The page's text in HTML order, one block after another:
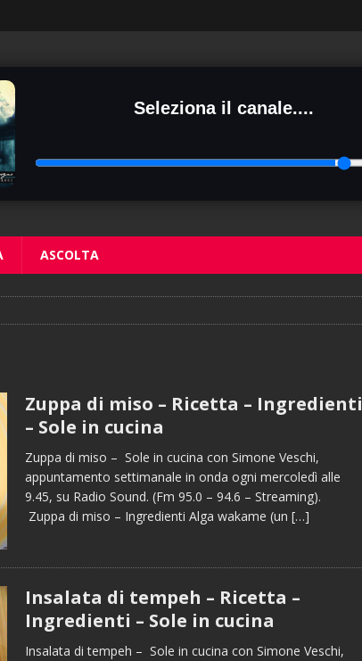
Seleziona il canale....
ASCOLTA
Zuppa di miso – Ricetta – Ingredienti
– Sole in cucina
Zuppa di miso – Sole in cucina con Simone Veschi,
appuntamento settimanale in onda ogni mercoledì alle
9.45, su Radio Sound. (Fm 95.0 – 94.6 – Streaming).
Zuppa di miso – Ingredienti Alga wakame (un […]
Insalata di tempeh – Ricetta –
Ingredienti – Sole in cucina
Insalata di tempeh – Sole in cucina con Simone Veschi,